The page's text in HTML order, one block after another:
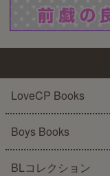
LoveCP Books
Boys Books
BLコレクション